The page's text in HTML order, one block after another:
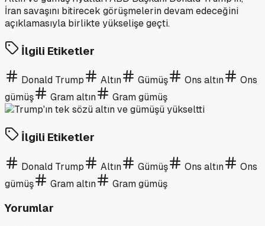
İran savaşını bitirecek görüşmelerin devam edeceğini
açıklamasıyla birlikte yükselişe geçti.
İlgili Etiketler
Donald Trump Altın Gümüş Ons altın
Ons
gümüş
Gram altın Gram gümüş
İlgili Etiketler
Donald Trump Altın Gümüş Ons altın
Ons
gümüş
Gram altın Gram gümüş
Yorumlar